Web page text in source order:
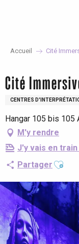
Accueil Cité
Cité
CENTRES
Hangar 105 bis 105
M'y rendre
J'y vais en train
Partager Ajouter